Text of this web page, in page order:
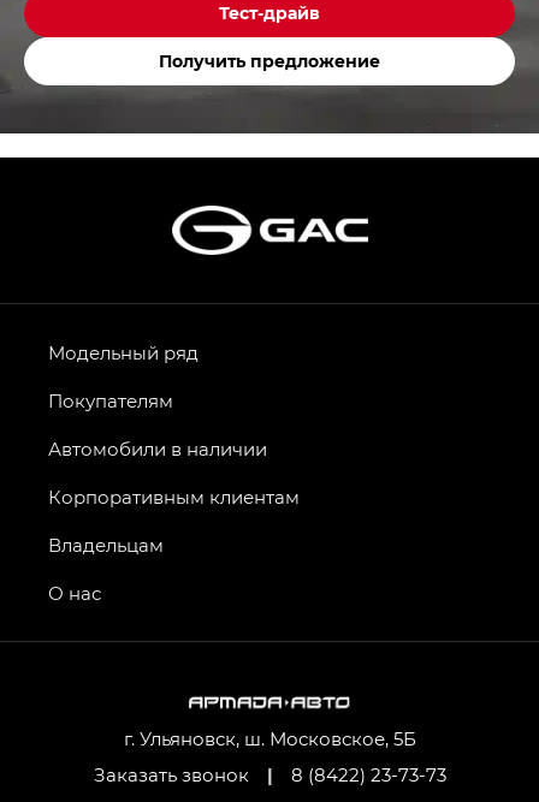
Тест-драйв
Получить предложение
г. Ульяновск, ш. Московское, 5Б
Заказать звонок
| 8 (8422) 23-73-73
Модельный ряд
Покупателям
Автомобили в наличии
Корпоративным клиентам
Владельцам
О нас